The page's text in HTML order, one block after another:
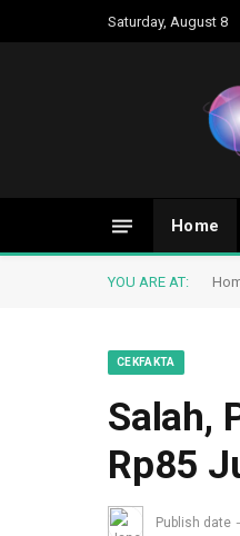
Saturday, August 8
Home
YOU ARE AT:
CEKFAKTA
Salah,
Rp85
Publish date